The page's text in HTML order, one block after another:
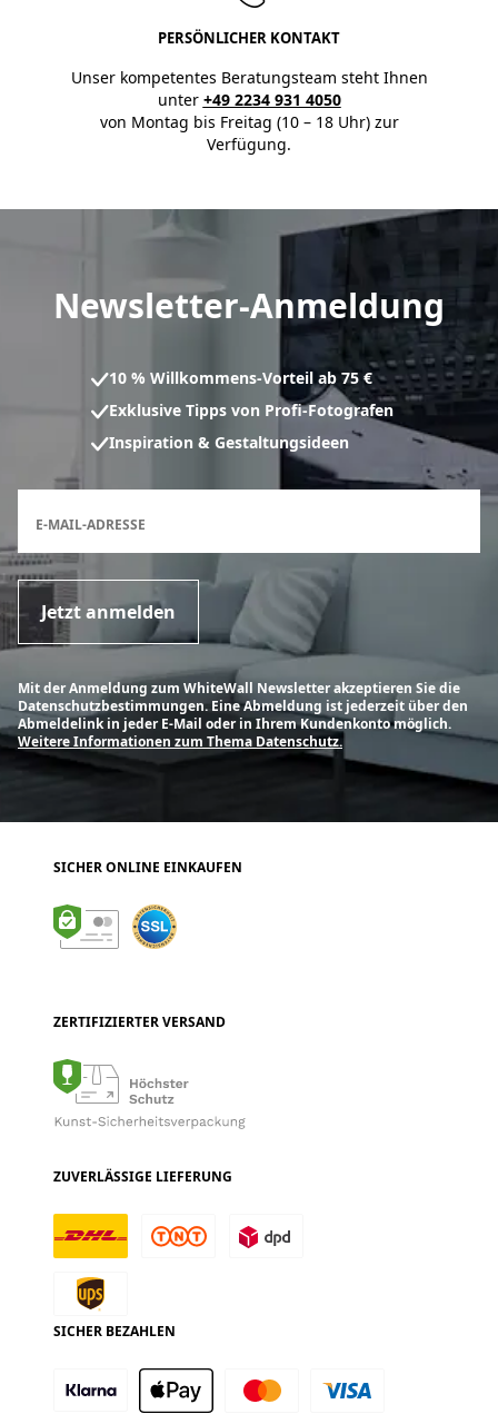
PERSÖNLICHER KONTAKT
Unser kompetentes Beratungsteam steht Ihnen
unter +49 2234 931 4050
von Montag bis Freitag (10 – 18 Uhr) zur
Verfügung.
Newsletter-Anmeldung
10 % Willkommens-Vorteil ab 75 €
Exklusive Tipps von Profi-Fotografen
Inspiration & Gestaltungsideen
E-MAIL-ADRESSE
Jetzt anmelden
Mit der Anmeldung zum WhiteWall Newsletter akzeptieren Sie die
Datenschutzbestimmungen. Eine Abmeldung ist jederzeit über den
Abmeldelink in jeder E-Mail oder in Ihrem Kundenkonto möglich.
Weitere Informationen zum Thema Datenschutz.
SICHER ONLINE EINKAUFEN
ZERTIFIZIERTER VERSAND
ZUVERLÄSSIGE LIEFERUNG
SICHER BEZAHLEN